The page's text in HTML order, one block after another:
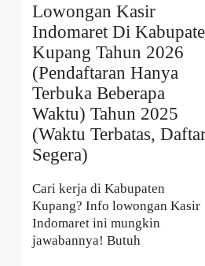
Lowongan Kasir
Indomaret Di
Kupang Tahun 2026
(Pendaftaran Hanya
Terbuka Beberapa
Waktu) Tahun 2025
(Waktu Terbatas,
Segera)
Cari kerja di Kabupaten
Kupang? Info lowongan Kasir
Indomaret ini mungkin
jawabannya! Butuh